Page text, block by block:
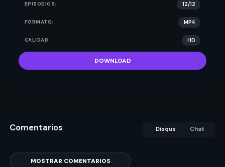
EPISODIOS: 12/12
FORMATO: MP4
CALIDAD: HD
DOWNLOAD
Comentarios Disqus Chat
MOSTRAR COMENTARIOS